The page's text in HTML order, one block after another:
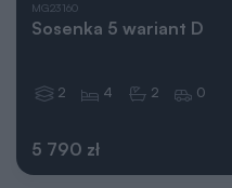
MG23160
Sosenka 5 wariant D
5 790 zł
2 4 2 0